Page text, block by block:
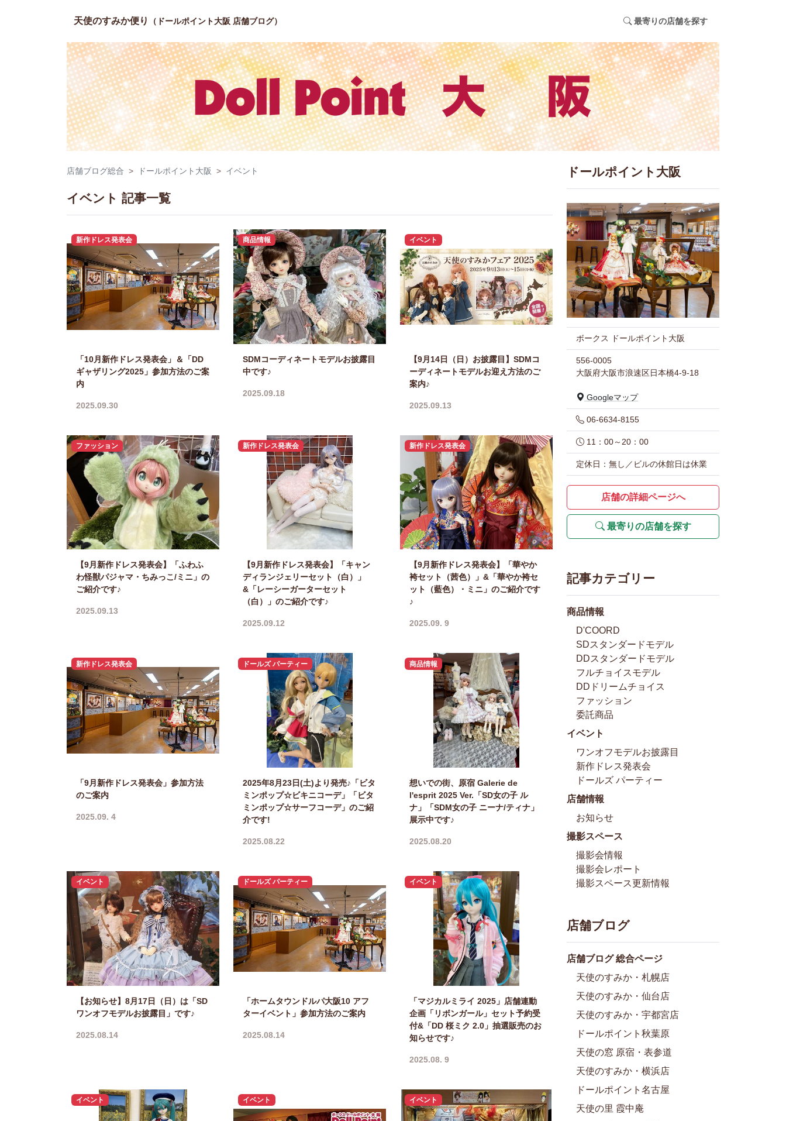
天使のすみか便り （ドールポイント大阪 店舗ブログ） 最寄りの店舗を探す
店舗ブログ総合 ドールポイント大阪 イベント
イベント 記事一覧
新作ドレス発表会
「10月新作ドレス発表会」＆「DD
ギャザリング2025」参加方法のご案
内
2025.09.30
商品情報
SDMコーディネートモデルお披露目
中です♪
2025.09.18
イベント
【9月14日（日）お披露目】SDMコ
ーディネートモデルお迎え方法のご
案内♪
2025.09.13
ファッション
【9月新作ドレス発表会】「ふわふ
わ怪獣パジャマ・ちみっこ/ミニ」の
ご紹介です♪
2025.09.13
新作ドレス発表会
【9月新作ドレス発表会】「キャン
ディランジェリーセット（白）」
&「レーシーガーターセット
（白）」のご紹介です♪
2025.09.12
新作ドレス発表会
【9月新作ドレス発表会】「華やか
袴セット（茜色）」&「華やか袴セ
ット（藍色）・ミニ」のご紹介です
♪
2025.09. 9
新作ドレス発表会
「9月新作ドレス発表会」参加方法
のご案内
2025.09. 4
ドールズ パーティー
2025年8月23日(土)より発売♪「ビタ
ミンポップ☆ビキニコーデ」「ビタ
ミンポップ☆サーフコーデ」のご紹
介です!
2025.08.22
商品情報
想いでの街、原宿 Galerie de
l'esprit 2025 Ver.「SD女の子 ル
ナ」「SDM女の子 ニーナ/ティナ」
展示中です♪
2025.08.20
イベント
【お知らせ】8月17日（日）は「SD
ワンオフモデルお披露目」です♪
2025.08.14
ドールズ パーティー
「ホームタウンドルパ大阪10 アフ
ターイベント」参加方法のご案内
2025.08.14
イベント
「マジカルミライ 2025」店舗連動
企画「リボンガール」セット予約受
付&「DD 桜ミク 2.0」抽選販売のお
知らせです♪
2025.08. 9
イベント イベント イベント
ドールポイント大阪
ボークス ドールポイント大阪
556-0005
大阪府大阪市浪速区日本橋4-9-18
Googleマップ
06-6634-8155
11：00～20：00
定休日：無し／ビルの休館日は休業
店舗の詳細ページへ
最寄りの店舗を探す
記事カテゴリー
商品情報
D'COORD
SDスタンダードモデル
DDスタンダードモデル
フルチョイスモデル
DDドリームチョイス
ファッション
委託商品
イベント
ワンオフモデルお披露目
新作ドレス発表会
ドールズ パーティー
店舗情報
お知らせ
撮影スペース
撮影会情報
撮影会レポート
撮影スペース更新情報
店舗ブログ
店舗ブログ 総合ページ
天使のすみか・札幌店
天使のすみか・仙台店
天使のすみか・宇都宮店
ドールポイント秋葉原
天使の窓 原宿・表参道
天使のすみか・横浜店
ドールポイント名古屋
天使の里 霞中庵